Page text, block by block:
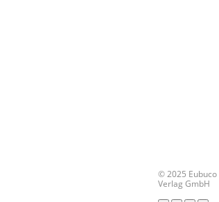
© 2025 Eubuco
Verlag GmbH